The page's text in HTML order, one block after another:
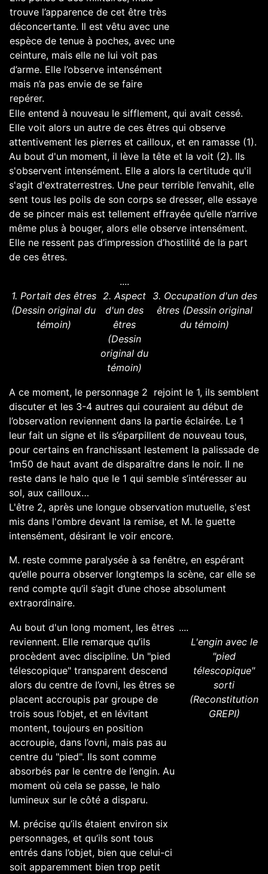
trouve l’apparence de cet être très
déconcertante. Il est vêtu avec une
espèce de tenue à poches, avec une
ceinture, mais elle ne lui voit pas
d’arme. Elle l’observe intensément
mais n’a pas envie de se faire
repérer.
Elle entend à nouveau le sifflement, qui avait cessé.
Elle voit alors un autre de ces êtres qui observe
attentivement les pierres et cailloux, et en ramasse (1).
Au bout d'un moment, il lève la tête et la voit (2). Ils
s'observent intensément. Elle a alors la certitude qu'il
s'agit d'extraterrestres. Une peur terrible l’envahit, elle
sent tous les poils de son corps se dresser, elle essaye
de se pincer mais est tellement effrayée qu’elle n’arrive
même plus à bouger, alors elle observe intensément.
Elle ne ressent pas d’impression d’hostilité de la part
de ces êtres.
1. Portait des êtres
(Dessin original du
témoin)
....
2. Aspect
d'un des
êtres
(Dessin
original du
témoin)
3. Occupation d'un des
êtres (Dessin original
du témoin)
A ce moment, le personnage 2 rejoint le 1, ils semblent
discuter et les 3-4 autres qui couraient au début de
l’observation reviennent dans la partie éclairée. Le 1
leur fait un signe et ils s’éparpillent de nouveau tous,
pour certains en franchissant lestement la palissade de
1m50 de haut avant de disparaître dans le noir. Il ne
reste dans le halo que le 1 qui semble s’intéresser au
sol, aux cailloux…
L'être 2, après une longue observation mutuelle, s'est
mis dans l'ombre devant la remise, et M. le guette
intensément, désirant le voir encore.
M. reste comme paralysée à sa fenêtre, en espérant
qu’elle pourra observer longtemps la scène, car elle se
rend compte qu’il s’agit d’une chose absolument
extraordinaire.
Au bout d'un long moment, les êtres
reviennent. Elle remarque qu’ils
procèdent avec discipline. Un "pied
télescopique" transparent descend
alors du centre de l’ovni, les êtres se
placent accroupis par groupe de
trois sous l’objet, et en lévitant
montent, toujours en position
accroupie, dans l’ovni, mais pas au
centre du "pied". Ils sont comme
absorbés par le centre de l’engin. Au
moment où cela se passe, le halo
lumineux sur le côté a disparu.
M. précise qu’ils étaient environ six
personnages, et qu’ils sont tous
entrés dans l’objet, bien que celui-ci
soit apparemment bien trop petit
....
L'engin avec le
"pied
télescopique"
sorti
(Reconstitution
GREPI)